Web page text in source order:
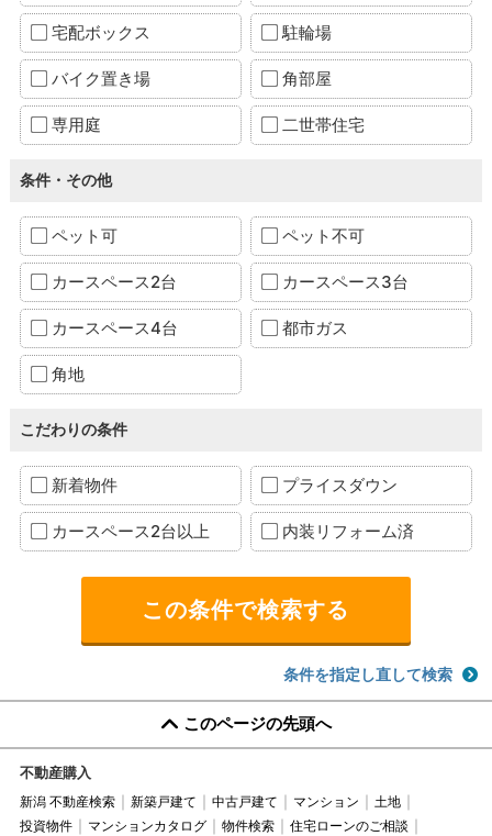
宅配ボックス 駐輪場
バイク置き場 角部屋
専用庭 二世帯住宅
条件・その他
ペット可 ペット不可
カースペース2台 カースペース3台
カースペース4台 都市ガス
角地
こだわりの条件
新着物件 プライスダウン
カースペース2台以上 内装リフォーム済
条件を指定し直して検索
このページの先頭へ
不動産購入
新潟 不動産検索 新築戸建て 中古戸建て マンション
土地
投資物件
マンションカタログ 物件検索
住宅ローンのご相談